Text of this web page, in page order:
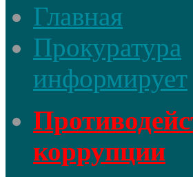
Главная
Прокуратура
информирует
коррупции